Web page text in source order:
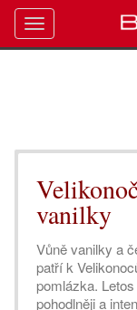
vanilky
Vůně vanilky a
patří k
pomlázka.
pohodlněji a
Toggle
navigation